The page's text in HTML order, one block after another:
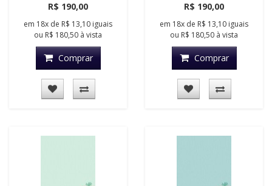
R$ 190,00
em 18x de R$ 13,10 iguais
ou R$ 180,50 à vista
Comprar
R$ 190,00
em 18x de R$ 13,10 iguais
ou R$ 180,50 à vista
Comprar